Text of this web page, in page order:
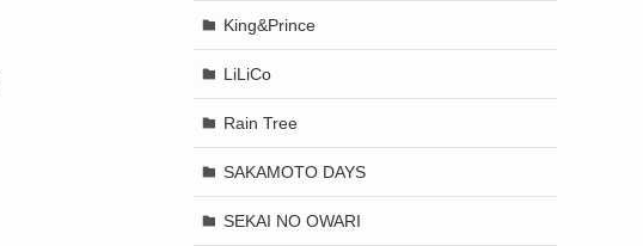
King&Prince
LiLiCo
Rain Tree
SAKAMOTO DAYS
SEKAI NO OWARI